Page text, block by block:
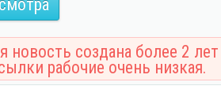
новость создана более 2 лет
рабочие очень низкая.